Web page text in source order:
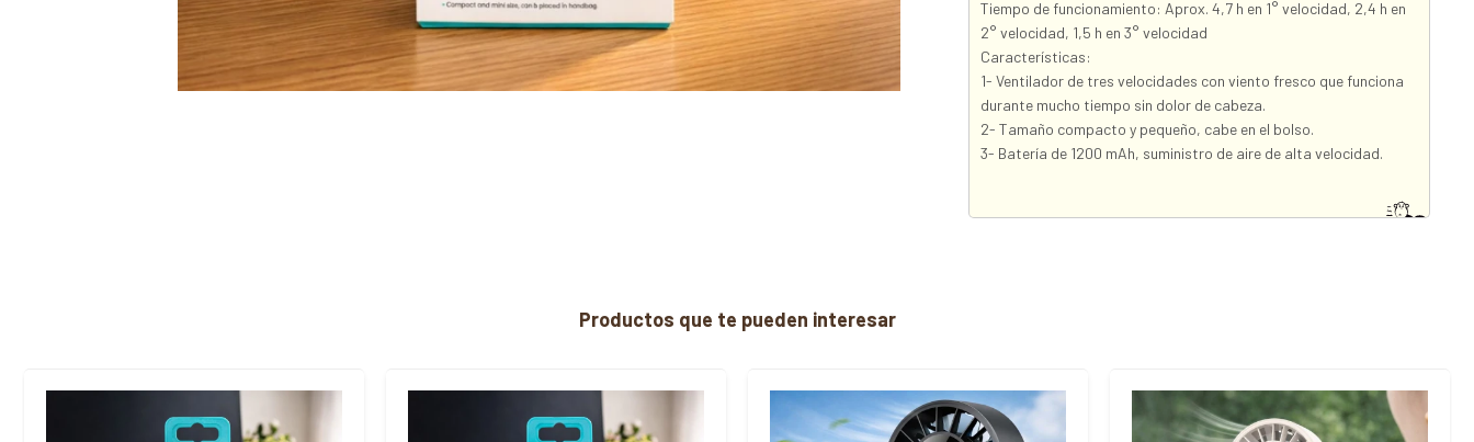
Tiempo de funcionamiento: Aprox. 4,7 h en 1° velocidad, 2,4 h en
2° velocidad, 1,5 h en 3° velocidad
Características:
1- Ventilador de tres velocidades con viento fresco que funciona
durante mucho tiempo sin dolor de cabeza.
2- Tamaño compacto y pequeño, cabe en el bolso.
3- Batería de 1200 mAh, suministro de aire de alta velocidad.
Productos que te pueden interesar